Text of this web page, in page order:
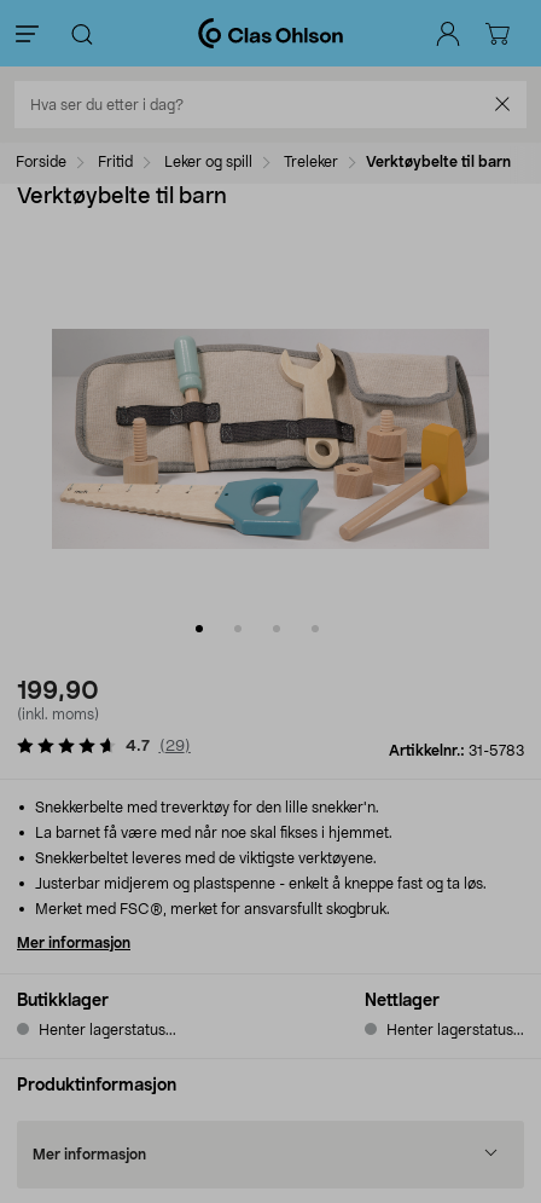
Forside Fritid Leker og spill Treleker Verktøybelte til barn
Verktøybelte til barn
199,90
(inkl. moms)
Artikkelnr.: 31-5783
4.7 ( 29)
Butikklager
Henter lagerstatus...
Nettlager
Henter lagerstatus...
Snekkerbelte med treverktøy for den lille snekker'n.
La barnet få være med når noe skal fikses i hjemmet.
Snekkerbeltet leveres med de viktigste verktøyene.
Justerbar midjerem og plastspenne - enkelt å kneppe fast og ta løs.
Merket med FSC®, merket for ansvarsfullt skogbruk.
Mer informasjon
Produktinformasjon
Mer informasjon